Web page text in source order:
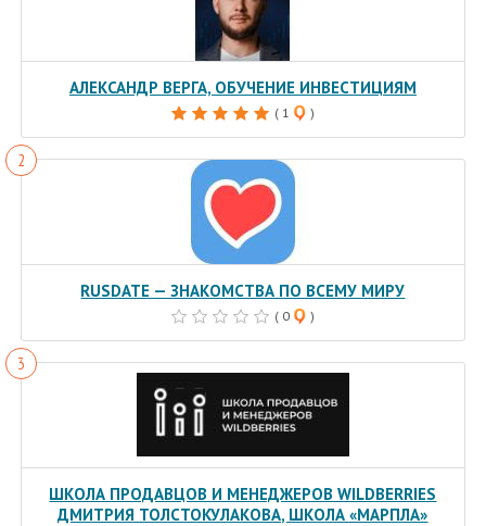
АЛЕКСАНДР ВЕРГА, ОБУЧЕНИЕ ИНВЕСТИЦИЯМ
( 1 )
RUSDATE — ЗНАКОМСТВА ПО ВСЕМУ МИРУ
( 0 )
ШКОЛА ПРОДАВЦОВ И МЕНЕДЖЕРОВ WILDBERRIES
ДМИТРИЯ ТОЛСТОКУЛАКОВА, ШКОЛА «МАРПЛА»